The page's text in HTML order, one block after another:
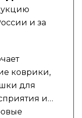
и за
коврики,
для
и